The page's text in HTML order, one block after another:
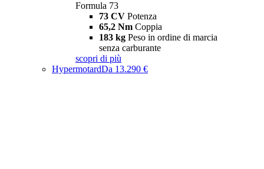
Formula 73
73 CV Potenza
65,2 Nm Coppia
183 kg Peso in ordine di marcia
senza carburante
scopri di più
HypermotardDa 13.290 €